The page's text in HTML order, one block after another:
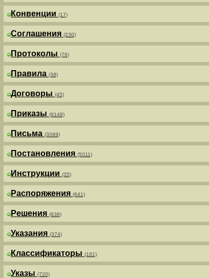
Конвенции (17)
Соглашения (230)
Протоколы (76)
Правила (38)
Договоры (45)
Приказы (8148)
Письма (3099)
Постановления (5011)
Инструкции (35)
Распоряжения (641)
Решения (838)
Указания (374)
Классификаторы (181)
Указы (720)